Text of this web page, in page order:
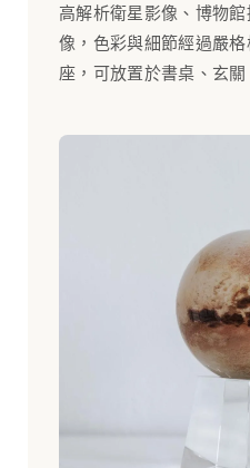
高解析衛星影像、博物
像，色彩與細節經過嚴
座，可放置於書桌、玄關